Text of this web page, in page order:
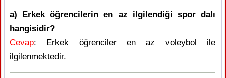
a) Erkek öğrencilerin en az ilgilendiği spor dalı
hangisidir?
Cevap: Erkek öğrenciler en az voleybol ile
ilgilenmektedir.